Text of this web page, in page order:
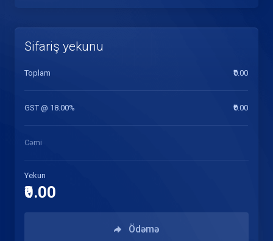
Sifariş yekunu
Toplam ₹0.00
GST @ 18.00% ₹0.00
Cəmi
Yekun
₹0.00
Ödəmə